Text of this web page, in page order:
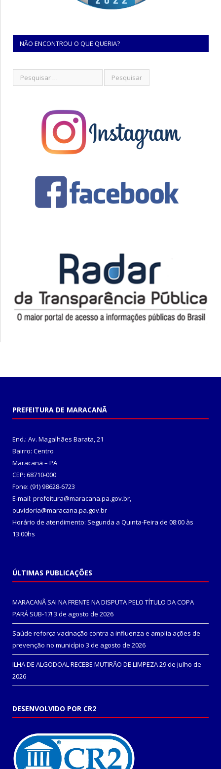
NÃO ENCONTROU O QUE QUERIA?
PREFEITURA DE MARACANÃ
End.: Av. Magalhães Barata, 21
Bairro: Centro
Maracanã – PA
CEP: 68710-000
Fone: (91) 98628-6723
E-mail: prefeitura@maracana.pa.gov.br,
ouvidoria@maracana.pa.gov.br
Horário de atendimento: Segunda a Quinta-Feira de 08:00 às
13:00hs
ÚLTIMAS PUBLICAÇÕES
MARACANÃ SAI NA FRENTE NA DISPUTA PELO TÍTULO DA COPA
PARÁ SUB-17! 3 de agosto de 2026
Saúde reforça vacinação contra a influenza e amplia ações de
prevenção no município 3 de agosto de 2026
ILHA DE ALGODOAL RECEBE MUTIRÃO DE LIMPEZA29 de julho de
2026
DESENVOLVIDO POR CR2